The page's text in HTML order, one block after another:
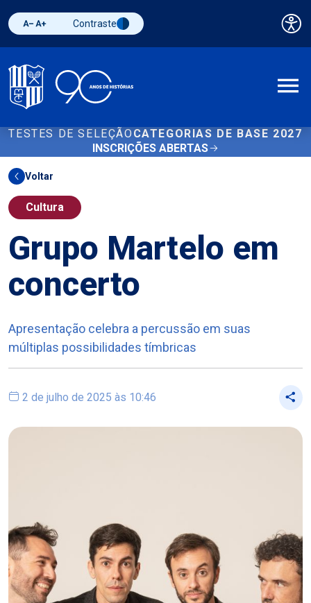
Diminuir fonte
Aumentar fonteAlternar contraste
Contraste
TESTES DE SELEÇÃO CATEGORIAS DE BASE 2027
INSCRIÇÕES ABERTAS
Voltar
Cultura
Grupo Martelo em
concerto
Apresentação celebra a percussão em suas
múltiplas possibilidades tímbricas
2 de julho de 2025 às 10:46